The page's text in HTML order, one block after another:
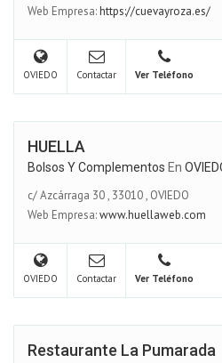
Web Empresa:https://cuevayroza.es/
OVIEDO Contactar Ver Teléfono
HUELLA
Bolsos Y Complementos En
c/ Azcárraga 30, 33010, OVIEDO
Web Empresa:www.huellaweb.com
OVIEDO Contactar Ver Teléfono
Restaurante La Pumarada